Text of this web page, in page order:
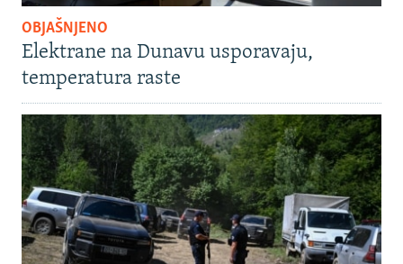
OBJAŠNJENO
Elektrane na Dunavu usporavaju,
temperatura raste